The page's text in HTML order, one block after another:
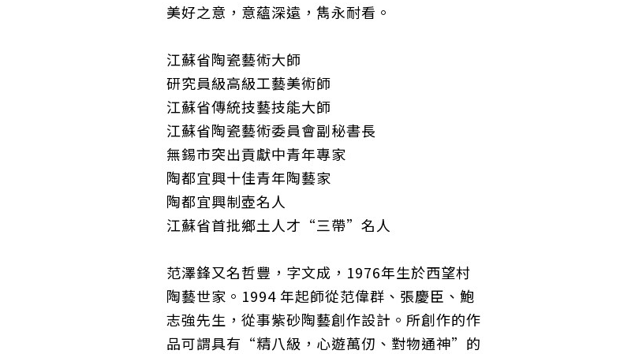
美好之意，意蘊深遠，雋永耐看。
江蘇省陶瓷藝術大師
研究員級高級工藝美術師
江蘇省傳統技藝技能大師
江蘇省陶瓷藝術委員會副秘書長
無錫市突出貢獻中青年專家
陶都宜興十佳青年陶藝家
陶都宜興制壺名人
江蘇省首批鄉土人才“三帶”名人
范澤鋒又名哲豐，字文成，1976年生於西望村
陶藝世家。1994 年起師從范偉群、張慶臣、鮑
志強先生，從事紫砂陶藝創作設計。所創作的作
品可謂具有“精八級，心遊萬仞、對物通神”的